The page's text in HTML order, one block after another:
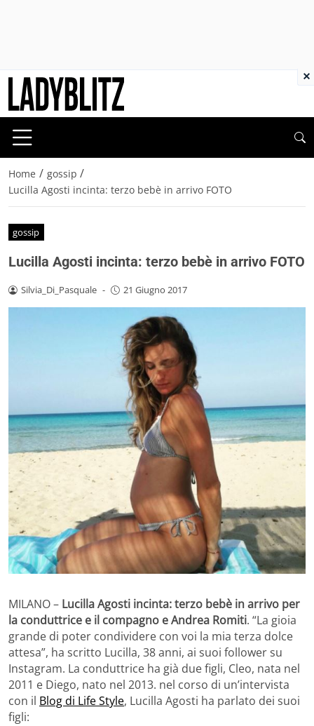
Home / gossip /
Lucilla Agosti incinta: terzo bebè in arrivo FOTO
gossip
Lucilla Agosti incinta: terzo bebè in arrivo FOTO
Silvia_Di_Pasquale - 21 Giugno 2017
MILANO – Lucilla Agosti incinta: terzo bebè in arrivo per
la conduttrice e il compagno e Andrea Romiti. “La gioia
grande di poter condividere con voi la mia terza dolce
attesa”, ha scritto Lucilla, 38 anni, ai suoi follower su
Instagram. La conduttrice ha già due figli, Cleo, nata nel
2011 e Diego, nato nel 2013. nel corso di un’intervista
con il Blog di Life Style, Lucilla Agosti ha parlato dei suoi
figli:
×